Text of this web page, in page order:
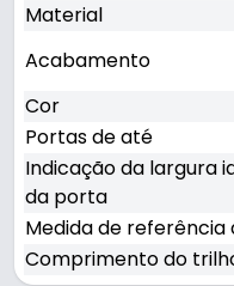
Material
Acabamento
Cor
Portas de até
Indicação da largura
da porta
Medida de referência
Comprimento do